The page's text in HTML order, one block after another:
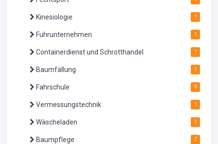
Kinesiologie 1
Fuhrunternehmen 1
Containerdienst und Schrotthandel 1
Baumfällung 1
Fahrschule 3
Vermessungstechnik 1
Wäscheladen 1
Baumpflege 2